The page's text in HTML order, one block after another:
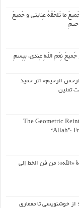
ما تَلحَقُهُ عِنایتی و جَمیعَ
جَمیعَ نِعَمِ اللّهِ عِندی، بِبِسمِ
الرحیم» اثر حمید
ثقلین
The Geometric
“Allah”:
«الله»؛ من فن الخط إلى
از خوشنویسی تا معماری